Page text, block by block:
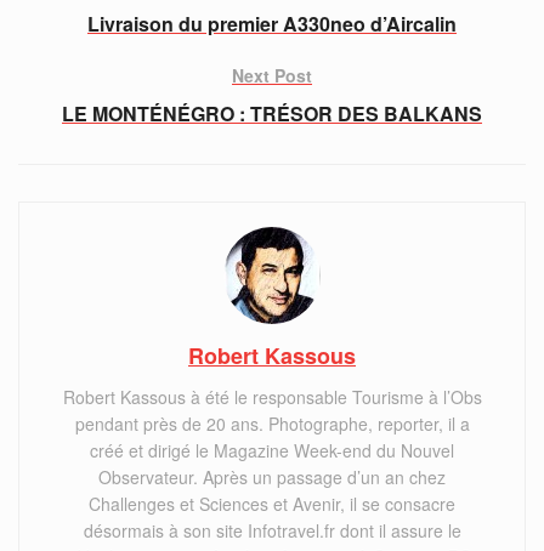
Livraison du premier A330neo d’Aircalin
Next Post
LE MONTÉNÉGRO : TRÉSOR DES BALKANS
Robert Kassous
Robert Kassous à été le responsable Tourisme à l’Obs
pendant près de 20 ans. Photographe, reporter, il a
créé et dirigé le Magazine Week-end du Nouvel
Observateur. Après un passage d’un an chez
Challenges et Sciences et Avenir, il se consacre
désormais à son site Infotravel.fr dont il assure le